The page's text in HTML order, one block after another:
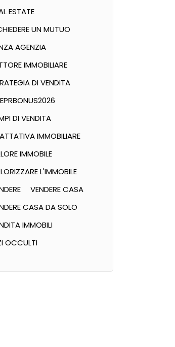
ESTATE
UN MUTUO
AGENZIA
IMMOBILIARE
DI VENDITA
DI VENDITA
IMMOBILIARE
IMMOBILE
L'IMMOBILE
VENDERE CASA
CASA DA SOLO
IMMOBILI
OCCULTI